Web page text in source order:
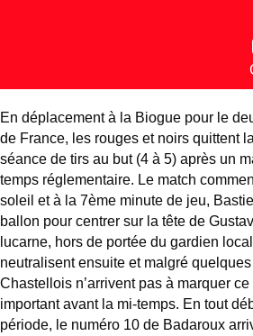
En déplacement à la Biogue pour le
de France, les rouges et noirs quittent
séance de tirs au but (4 à 5) après un
temps réglementaire. Le match
soleil et à la 7ème minute de jeu,
ballon pour centrer sur la tête de
lucarne, hors de portée du gardien
neutralisent ensuite et malgré
Chastellois n’arrivent pas à marquer
important avant la mi-temps. En tout
période, le numéro 10 de Badaroux